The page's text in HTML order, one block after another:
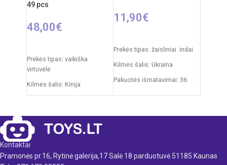
49 pcs
48,00€
Prekės tipas: vaikiška
virtuvėlė
Kilmės šalis: Kinija
Virtuvėlės išmatavimai: 33 x
34,5 x 72,5 cm
11,90€
Prekės tipas: žaisliniai indai
Kilmės šalis: Ukraina
Pakuotės išmatavimai: 36
Kontaktai
Pramonės pr.16, Rytinė galerija,17 Salė 18 parduotuvė 51185 Kaunas